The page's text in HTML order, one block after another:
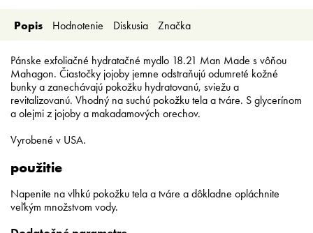
Doprava zadarmo od 80 €
Nízke ceny pre holičov a
kaderníkov
Popis Hodnotenie Diskusia Značka
Pánske exfoliačné hydratačné mydlo 18.21 Man Made s vôňou
Mahagon. Čiastočky jojoby jemne odstraňujú odumreté kožné
bunky a zanechávajú pokožku hydratovanú, sviežu a
revitalizovanú. Vhodný na suchú pokožku tela a tváre. S glycerínom
a olejmi z jojoby a makadamových orechov.
Vyrobené v USA.
použitie
Napenite na vlhkú pokožku tela a tváre a dôkladne opláchnite
veľkým množstvom vody.